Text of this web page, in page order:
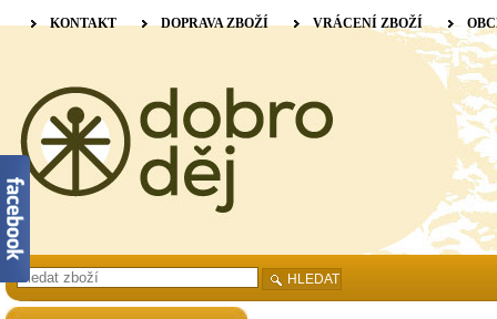
KONTAKT DOPRAVA ZBOŽÍ VRÁCENÍ ZBOŽÍ
HLEDAT